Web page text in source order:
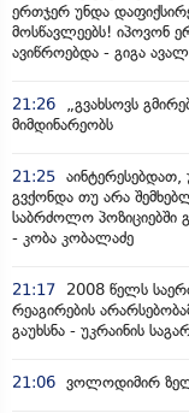
ერთჯერ უნდა
მოსწავლეებს! იპოვონ
ავიწროებდა - გიგა
21:26
„გვახსოვს
მიმდინარეობს
21:25
გვქონდა თუ არა
საბრძოლო პოზიციებში
- კობა კობალაძე
21:17
2008 წელს
რეაგირების
გაუხსნა - უკრაინის
21:06 ვოლოდიმირ